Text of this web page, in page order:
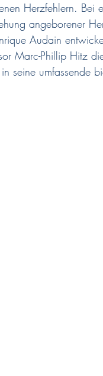
Herzfehlern.
angeborener
Audain
Marc-Phillip Hitz
seine umfassende